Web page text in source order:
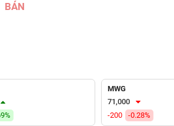
BÁN
MWG
71,000
-200
-0.28%